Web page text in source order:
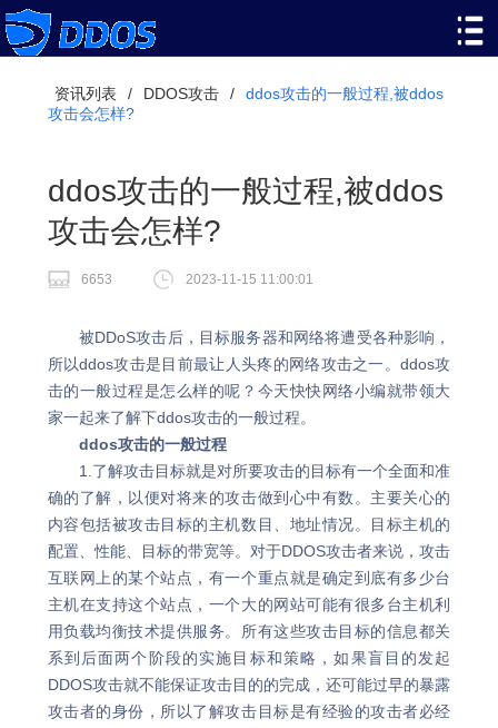
资讯列表 / DDOS攻击 /
ddos攻击的一般过程,被ddos
攻击会怎样?
ddos攻击的一般过程,被ddos
攻击会怎样?
6653 2023-11-15 11:00:01
被DDoS攻击后，目标服务器和网络将遭受各种影响，
所以ddos攻击是目前最让人头疼的网络攻击之一。ddos攻
击的一般过程是怎么样的呢？今天快快网络小编就带领大
家一起来了解下ddos攻击的一般过程。
ddos攻击的一般过程
1.了解攻击目标就是对所要攻击的目标有一个全面和准
确的了解，以便对将来的攻击做到心中有数。主要关心的
内容包括被攻击目标的主机数目、地址情况。目标主机的
配置、性能、目标的带宽等。对于DDOS攻击者来说，攻击
互联网上的某个站点，有一个重点就是确定到底有多少台
主机在支持这个站点，一个大的网站可能有很多台主机利
用负载均衡技术提供服务。所有这些攻击目标的信息都关
系到后面两个阶段的实施目标和策略，如果盲目的发起
DDOS攻击就不能保证攻击目的的完成，还可能过早的暴露
攻击者的身份，所以了解攻击目标是有经验的攻击者必经